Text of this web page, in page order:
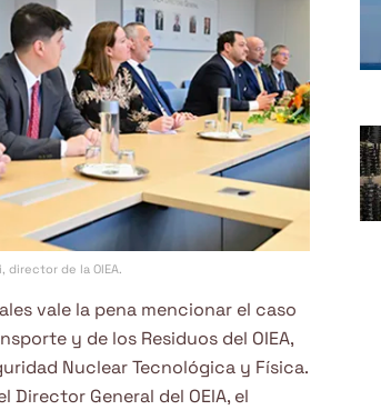
director de la OIEA.
vale la pena mencionar el caso
y de los Residuos del OIEA,
Nuclear Tecnológica y Física.
General del OEIA, el